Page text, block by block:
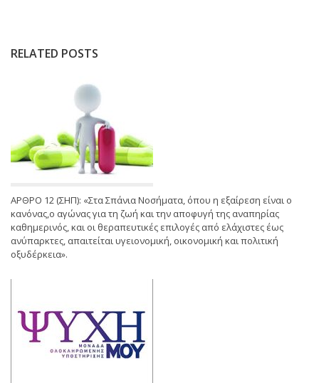
RELATED POSTS
ΑΡΘΡΟ 12 (ΣΗΠ): «Στα Σπάνια Νοσήματα, όπου η εξαίρεση είναι ο
κανόνας,ο αγώνας για τη ζωή και την αποφυγή της αναπηρίας
καθημερινός, και οι θεραπευτικές επιλογές από ελάχιστες έως
ανύπαρκτες, απαιτείται υγειονομική, οικονομική και πολιτική
οξυδέρκεια».